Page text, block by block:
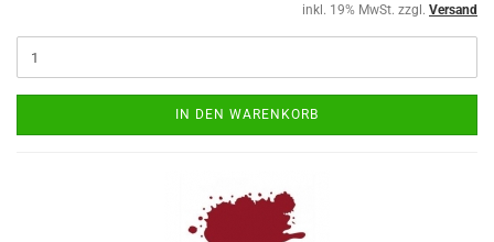
inkl. 19% MwSt. zzgl. Versand
IN DEN WARENKORB